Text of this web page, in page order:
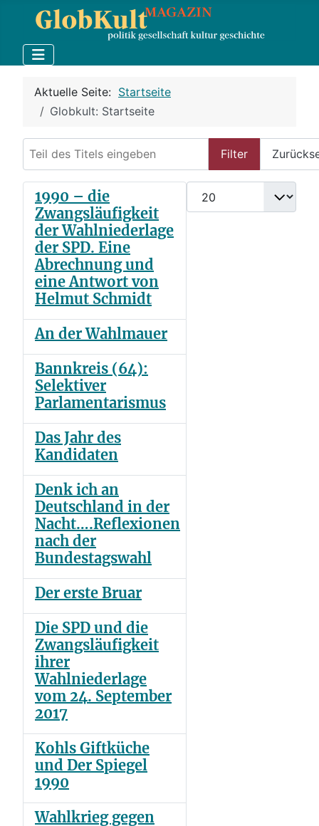
Aktuelle Seite: Startseite
Globkult: Startseite
Filter
Anzeige #
1990 – die
Zwangsläufigkeit
der Wahlniederlage
der SPD. Eine
Abrechnung und
eine Antwort von
Helmut Schmidt
An der Wahlmauer
Bannkreis (64):
Selektiver
Parlamentarismus
Das Jahr des
Kandidaten
Denk ich an
Deutschland in der
Nacht….Reflexionen
nach der
Bundestagswahl
Der erste Bruar
Die SPD und die
Zwangsläufigkeit
ihrer
Wahlniederlage
vom 24. September
2017
Kohls Giftküche
und Der Spiegel
1990
Wahlkrieg gegen